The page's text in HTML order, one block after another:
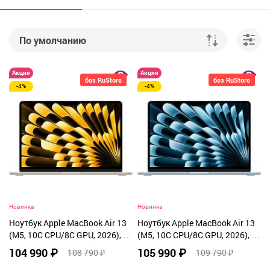
По умолчанию
От дешевых к дорогим
От дорогих к дешевым
По рейтингу
По названию
без RuStore
Акция
-4%
Новинка
Ноутбук Apple MacBook Air 13
(M5, 10C CPU/8C GPU, 2026), 16
ГБ, 512 ГБ SSD, Starlight
(MDHA4)
104 990 ₽ 108 790 ₽
без RuStore
Акция
-4%
Новинка
Ноутбук Apple MacBook Air 13
(M5, 10C CPU/8C GPU, 2026), 16
ГБ, 512 ГБ SSD, Sky Blue
(MDHH4)
105 990 ₽ 109 790 ₽